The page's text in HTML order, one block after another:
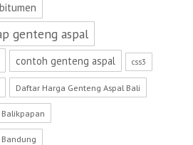
genteng aspal
contoh genteng aspal css3
Daftar Harga Genteng Aspal Bali